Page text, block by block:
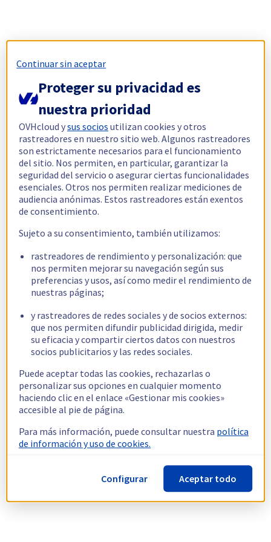
Continuar sin aceptar
Proteger su privacidad es
nuestra prioridad
OVHcloud ysus socios utilizan cookies y otros
rastreadores en nuestro sitio web. Algunos rastreadores
son estrictamente necesarios para el funcionamiento
del sitio. Nos permiten, en particular, garantizar la
seguridad del servicio o asegurar ciertas funcionalidades
esenciales. Otros nos permiten realizar mediciones de
audiencia anónimas. Estos rastreadores están exentos
de consentimiento.
Sujeto a su consentimiento, también utilizamos:
rastreadores de rendimiento y personalización: que
nos permiten mejorar su navegación según sus
preferencias y usos, así como medir el rendimiento de
nuestras páginas;
y rastreadores de redes sociales y de socios externos:
que nos permiten difundir publicidad dirigida, medir
su eficacia y compartir ciertos datos con nuestros
socios publicitarios y las redes sociales.
Puede aceptar todas las cookies, rechazarlas o
personalizar sus opciones en cualquier momento
haciendo clic en el enlace «Gestionar mis cookies»
accesible al pie de página.
Para más información, puede consultar nuestra política
de información y uso de cookies.
Configurar Aceptar todo